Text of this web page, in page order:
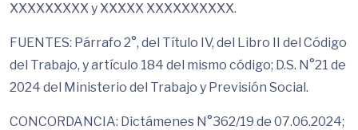
XXXXXXXXX y XXXXX XXXXXXXXXX.
FUENTES: Párrafo 2°, del Título IV, del Libro II del Código
del Trabajo, y artículo 184 del mismo código; D.S. N°21 de
2024 del Ministerio del Trabajo y Previsión Social.
CONCORDANCIA: Dictámenes N°362/19 de 07.06.2024;